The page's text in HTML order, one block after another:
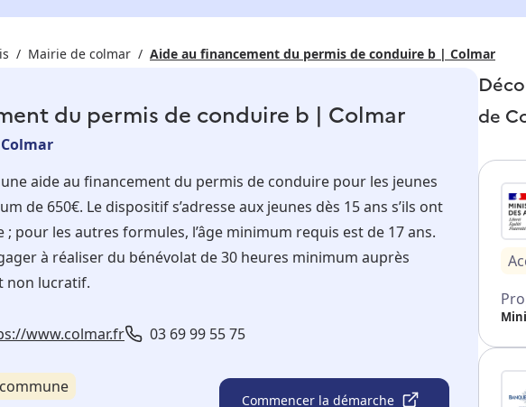
Mairie de colmar Aide au financement du permis de conduire b | Colmar
du permis de conduire b | Colmar
aide au financement du permis de conduire pour les jeunes
de 650€. Le dispositif s’adresse aux jeunes dès 15 ans s’ils ont
pour les autres formules, l’âge minimum requis est de 17 ans.
à réaliser du bénévolat de 30 heures minimum auprès
non lucratif.
www.colmar.fr 03 69 99 55 75
Commencer la démarche
de